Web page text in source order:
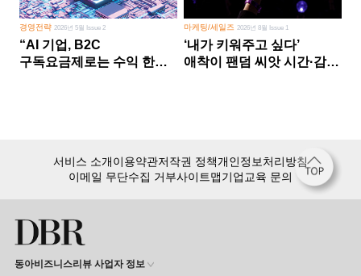
경영전략 2026년 5월 Issue 2
“AI 기업, B2C
구독요금제로는 수익 한계
마케팅/세일즈 2026년 8월 Issue 1
‘내가 키워주고 싶다’
애착이 팬덤 씨앗 시간·감정
서비스 소개이용약관저작권 정책개인정보처리방침
이메일 무단수집 거부사이트맵기업교육 문의
동아비즈니스리뷰 사업자 정보